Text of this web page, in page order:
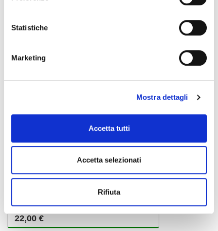
Statistiche
Marketing
Mostra dettagli
Accetta tutti
Accetta selezionati
Rifiuta
22,00 €